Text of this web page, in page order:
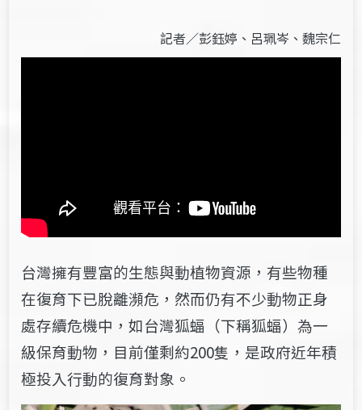
記者／彭鈺婷、 呂珮岑、 魏宗仁
台灣擁有豐富的生態與動植物資源，有些物種
在復育下已脫離瀕危 ，然而仍有不少動物正身
處存續危機中，如台灣狐蝠（下稱狐蝠）為一
級保育動物， 目前僅剩約200隻， 是政府近年積
極投入行動的復育對象。